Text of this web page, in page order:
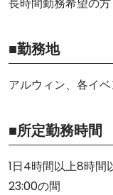
■勤務地
アルウィン、各イ
■所定勤務時間
1日4時間以上8時
23:00の間